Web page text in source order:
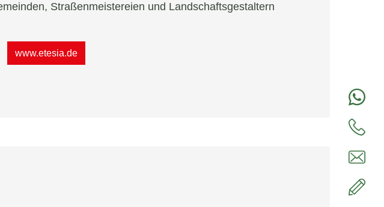
Straßenmeistereien und Landschaftsgestaltern
www.etesia.de